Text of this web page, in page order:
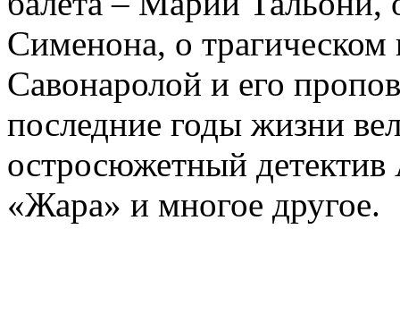
Сименона, о трагическом
Савонаролой и его
последние годы жизни
остросюжетный детектив
«Жара» и многое другое.